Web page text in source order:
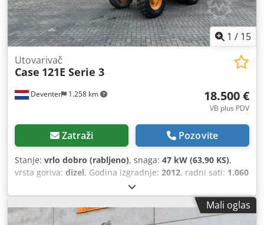
1 / 15
Deventer 1.258 km
Utovarivač
Case 121E Serie 3
18.500 €
VB plus PDV
Zatraži Pozovite
Stanje: vrlo dobro (rabljeno), snaga: 47 kW (63,90 KS),
vrsta goriva: dizel, Godina izgradnje: 2012, radni sati: 1.060
Mali oglas